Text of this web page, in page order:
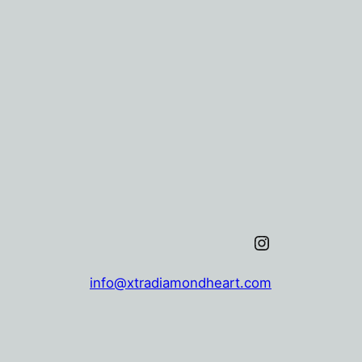
Xtra Diamond Heart Instagram
info@xtradiamondheart.com